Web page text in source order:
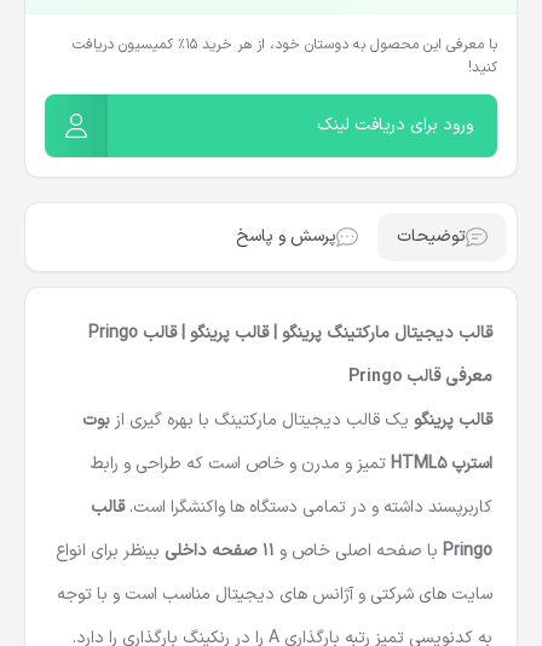
با معرفی این محصول به دوستان خود، از هر خرید ۱۵٪ کمیسیون دریافت
کنید!
ورود برای دریافت لینک
توضیحات پرسش و پاسخ
قالب دیجیتال مارکتینگ پرینگو | قالب پرینگو | قالب Pringo
معرفی قالب Pringo
قالب پرینگو یک قالب دیجیتال مارکتینگ با بهره گیری از بوت
استرپ HTML5
تمیز و مدرن و خاص است که طراحی و رابط
کاربرپسند داشته و در تمامی دستگاه ها واکنشگرا است.قالب
Pringo با صفحه اصلی خاص و 11 صفحه داخلی
بینظر برای انواع
سایت های شرکتی و آژانس های دیجیتال مناسب است و با توجه
به کدنویسی تمیز رتبه بارگذاری A را در رنکینگ بارگذاری را دارد.